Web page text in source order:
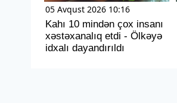
05 Avqust 2026 10:16
Kahı 10 mindən çox insanı
xəstəxanalıq etdi - Ölkəyə
idxalı dayandırıldı